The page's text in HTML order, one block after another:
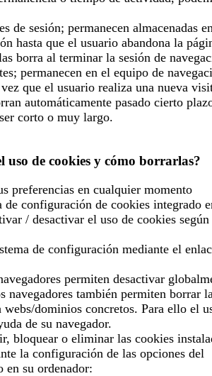
de sesión; permanecen almacenadas
hasta que el usuario abandona la
borra al terminar la sesión de
permanecen en el equipo de
que el usuario realiza una nueva
automáticamente pasado cierto
corto o muy largo.
uso de cookies y cómo borrarlas?
preferencias en cualquier momento
de configuración de cookies integrado
/ desactivar el uso de cookies según
de configuración mediante el
permiten desactivar
navegadores también permiten borrar
webs/dominios concretos. Para ello el
de su navegador.
bloquear o eliminar las cookies
la configuración de las opciones del
en su ordenador: